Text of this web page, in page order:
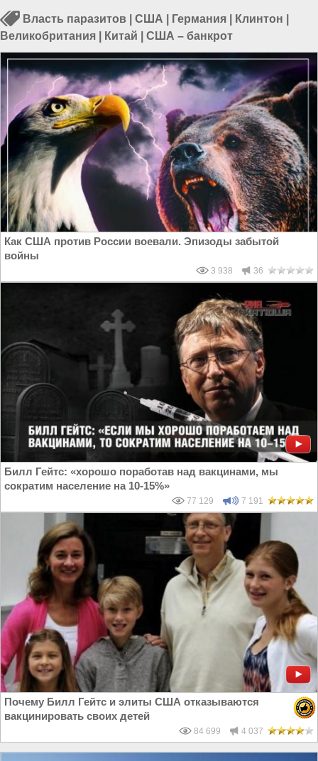
Власть паразитов США Германия Клинтон
Великобритания
Китай США – банкрот
Как США против России воевали. Эпизоды забытой
войны
3 938 36
Билл Гейтс: «хорошо поработав над вакцинами, мы
сократим население на 10-15%»
77 129 7 191
Почему Билл Гейтс и элиты США отказываются
вакцинировать своих детей
84 699 4 037